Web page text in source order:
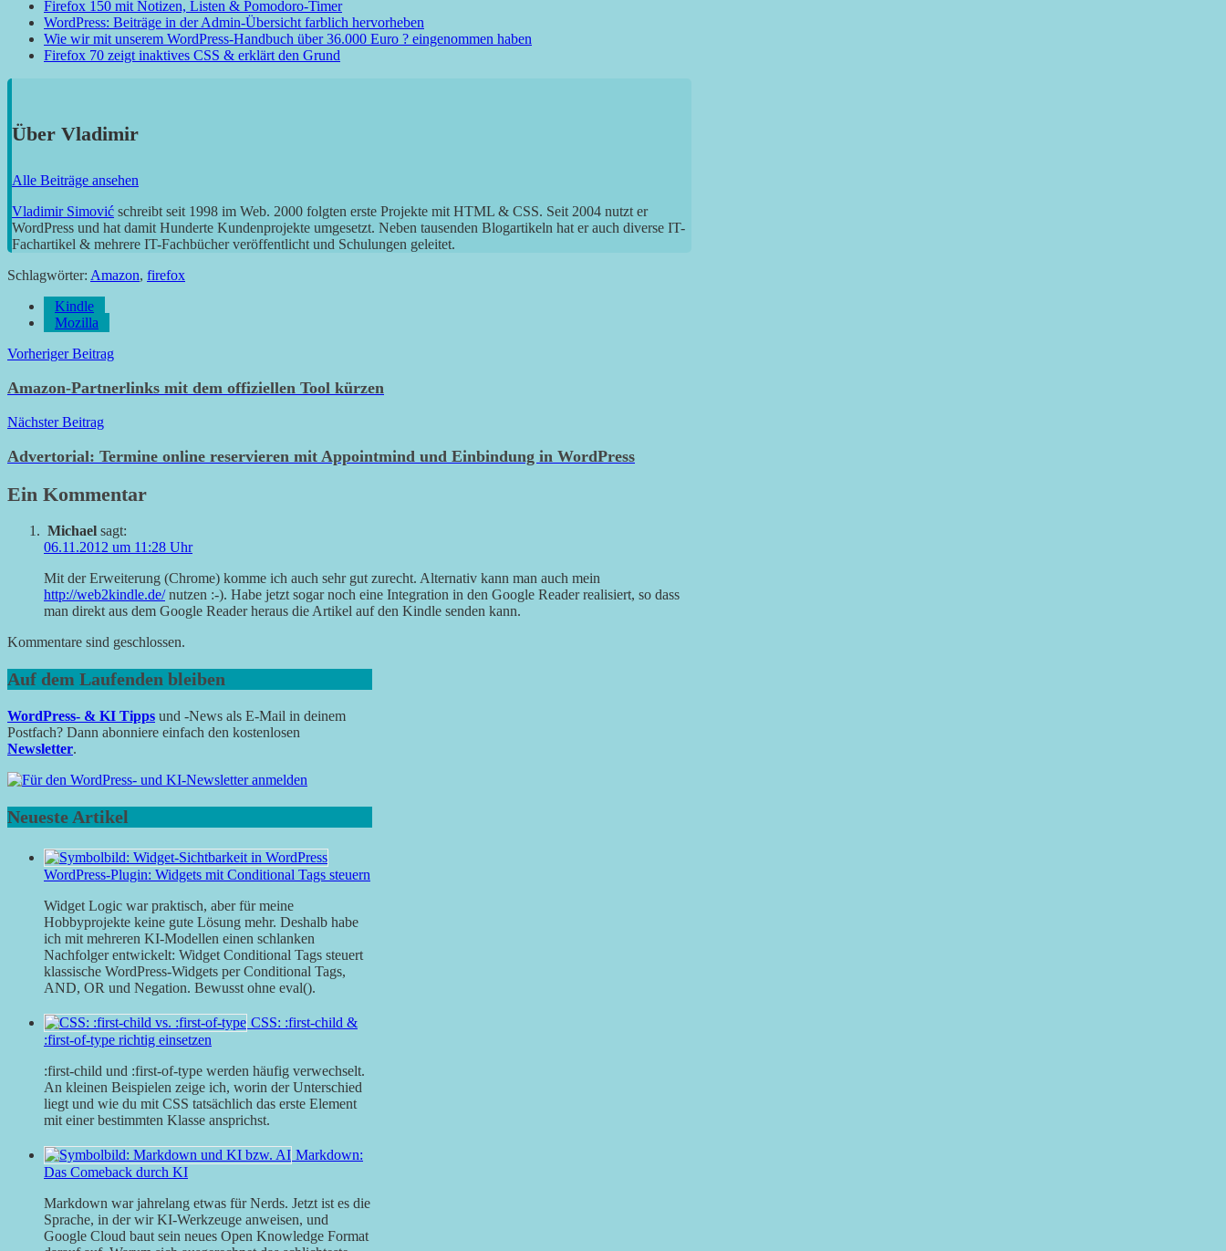
Firefox 150 mit Notizen, Listen & Pomodoro-Timer
WordPress: Beiträge in der Admin-Übersicht farblich hervorheben
Wie wir mit unserem WordPress-Handbuch über 36.000 Euro ? eingenommen haben
Firefox 70 zeigt inaktives CSS & erklärt den Grund
Über Vladimir
Alle Beiträge ansehen
Vladimir Simović schreibt seit 1998 im Web. 2000 folgten erste Projekte mit HTML & CSS. Seit 2004 nutzt er
WordPress und hat damit Hunderte Kundenprojekte umgesetzt. Neben tausenden Blogartikeln hat er auch diverse IT-
Fachartikel & mehrere IT-Fachbücher veröffentlicht und Schulungen geleitet.
Schlagwörter: Amazon, firefox
Kindle
Mozilla
Beitragsnavigation
Vorheriger Beitrag
Amazon-Partnerlinks mit dem offiziellen Tool kürzen
Nächster Beitrag
Advertorial: Termine online reservieren mit Appointmind und Einbindung in WordPress
Ein Kommentar
Michael sagt:
06.11.2012 um 11:28 Uhr
Mit der Erweiterung (Chrome) komme ich auch sehr gut zurecht. Alternativ kann man auch mein
http://web2kindle.de/nutzen :-). Habe jetzt sogar noch eine Integration in den Google Reader realisiert, so dass
man direkt aus dem Google Reader heraus die Artikel auf den Kindle senden kann.
Kommentare sind geschlossen.
Auf dem Laufenden bleiben
WordPress- & KI Tipps und -News als E-Mail in deinem
Postfach? Dann abonniere einfach den kostenlosen
Newsletter.
Neueste Artikel
WordPress-Plugin: Widgets mit Conditional Tags steuern
Widget Logic war praktisch, aber für meine
Hobbyprojekte keine gute Lösung mehr. Deshalb habe
ich mit mehreren KI-Modellen einen schlanken
Nachfolger entwickelt: Widget Conditional Tags steuert
klassische WordPress-Widgets per Conditional Tags,
AND, OR und Negation. Bewusst ohne eval().
CSS: :first-child &
:first-of-type richtig einsetzen
:first-child und :first-of-type werden häufig verwechselt.
An kleinen Beispielen zeige ich, worin der Unterschied
liegt und wie du mit CSS tatsächlich das erste Element
mit einer bestimmten Klasse ansprichst.
Markdown:
Das Comeback durch KI
Markdown war jahrelang etwas für Nerds. Jetzt ist es die
Sprache, in der wir KI-Werkzeuge anweisen, und
Google Cloud baut sein neues Open Knowledge Format